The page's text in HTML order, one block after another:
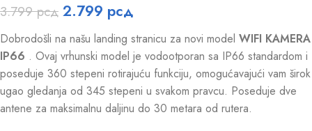
3.799рсд 2.799 рсд
Dobrodošli na našu landing stranicu za novi model WIFI KAMERA
IP66 . Ovaj vrhunski model je vodootporan sa IP66 standardom i
poseduje 360 stepeni rotirajuću funkciju, omogućavajući vam širok
ugao gledanja od 345 stepeni u svakom pravcu. Poseduje dve
antene za maksimalnu daljinu do 30 metara od rutera.